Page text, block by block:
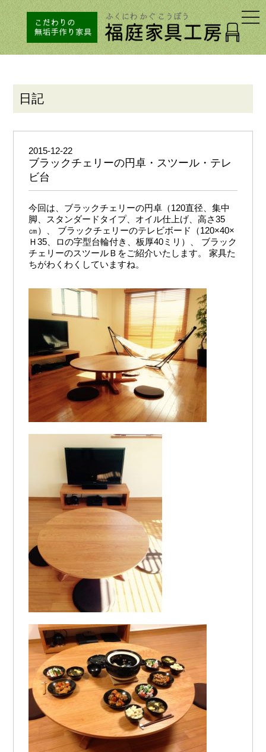
日記
2015-12-22
ブラックチェリーの円卓・スツール・テレ
ビ台
今回は、ブラックチェリーの円卓（120直径、集中
脚、スタンダードタイプ、オイル仕上げ、高さ35
㎝）、 ブラックチェリーのテレビボード（120×40×
Ｈ35、ロの字型台輪付き、板厚40ミリ）、 ブラック
チェリーのスツールＢをご紹介いたします。 家具た
ちがわくわくしていますね。